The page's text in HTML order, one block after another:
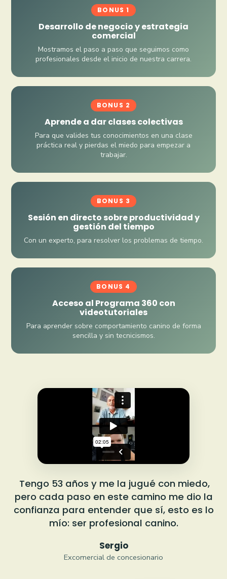
BONUS 1
Desarrollo de negocio y estrategia
comercial
Mostramos el paso a paso que seguimos como
profesionales desde el inicio de nuestra carrera.
BONUS 2
Aprende a dar clases colectivas
Para que valides tus conocimientos en una clase
práctica real y pierdas el miedo para empezar a
trabajar.
BONUS 3
Sesión en directo sobre productividad y
gestión del tiempo
Con un experto, para resolver los problemas de tiempo.
BONUS 4
Acceso al Programa 360 con
videotutoriales
Para aprender sobre comportamiento canino de forma
sencilla y sin tecnicismos.
Tengo 53 años y me la jugué con miedo,
pero cada paso en este camino me dio la
confianza para entender que sí, esto es lo
mío: ser profesional canino.
Sergio
Excomercial de concesionario